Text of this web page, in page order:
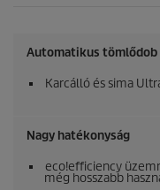
Automatikus tömlődob
Karcálló és sima
Nagy hatékonyság
eco!efficiency
még hosszabb